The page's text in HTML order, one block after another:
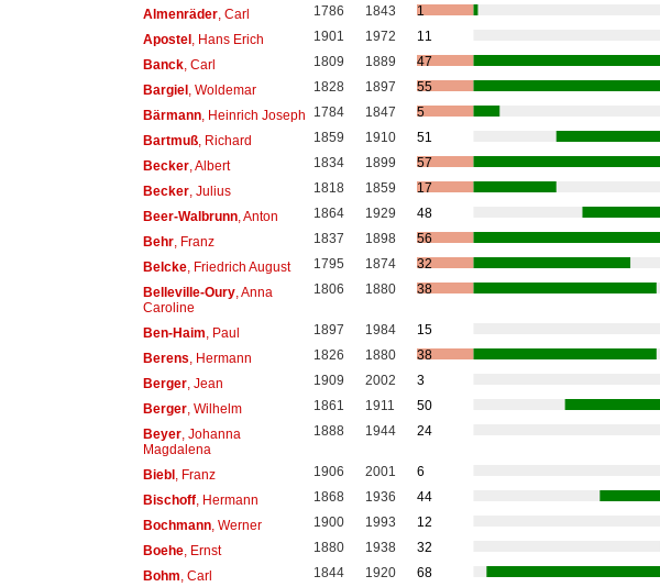
Almenräder, Carl 1786 1843
1
Apostel, Hans Erich 1901 1972
11
Banck, Carl 1809 1889
47
Bargiel, Woldemar 1828 1897
55
Bärmann, Heinrich Joseph 1784 1847
5
Bartmuß, Richard 1859 1910
51
Becker, Albert 1834 1899
57
Becker, Julius 1818 1859
17
Beer-Walbrunn, Anton 1864 1929
48
Behr, Franz 1837 1898
56
Belcke, Friedrich August 1795 1874
32
Belleville-Oury, Anna
Caroline
1806 1880 38
Ben-Haim , Paul 1897 1984
15
Berens , Hermann 1826 1880
38
Berger, Jean 1909 2002
3
Berger, Wilhelm 1861 1911
50
Beyer, Johanna
Magdalena
1888 1944 24
Biebl, Franz 1906 2001
6
Bischoff, Hermann 1868 1936
44
Bochmann, Werner 1900 1993
12
Boehe, Ernst 1880 1938
32
Bohm , Carl 1844 1920
68